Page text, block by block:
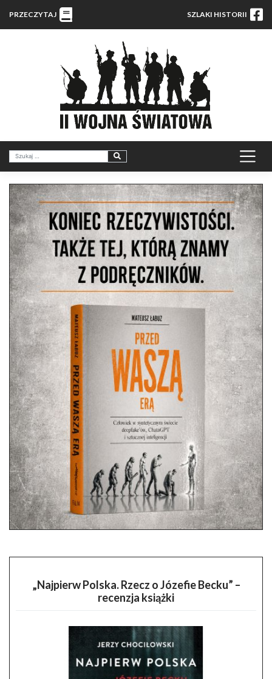
PRZECZYTAJ SZLAKI HISTORII
„Najpierw Polska. Rzecz o Józefie Becku” –
recenzja książki